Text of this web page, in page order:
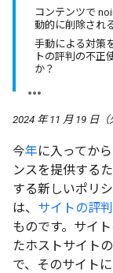
コンテンツで
動的に削除され
手動による対策
トの評判の不正
か？
2024 年 11 月 19 日（
今年に入ってか
ンスを提供する
する新しいポリ
は、 サイトの評
ものです。サイ
たホストサイト
で、そのサイト